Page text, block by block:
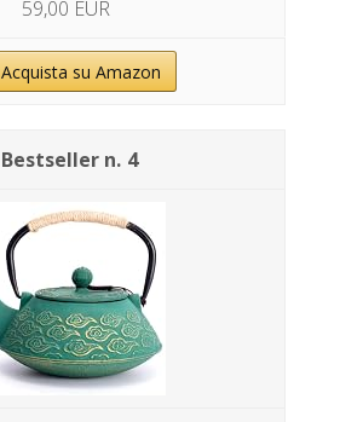
59,00 EUR
Acquista su Amazon
4